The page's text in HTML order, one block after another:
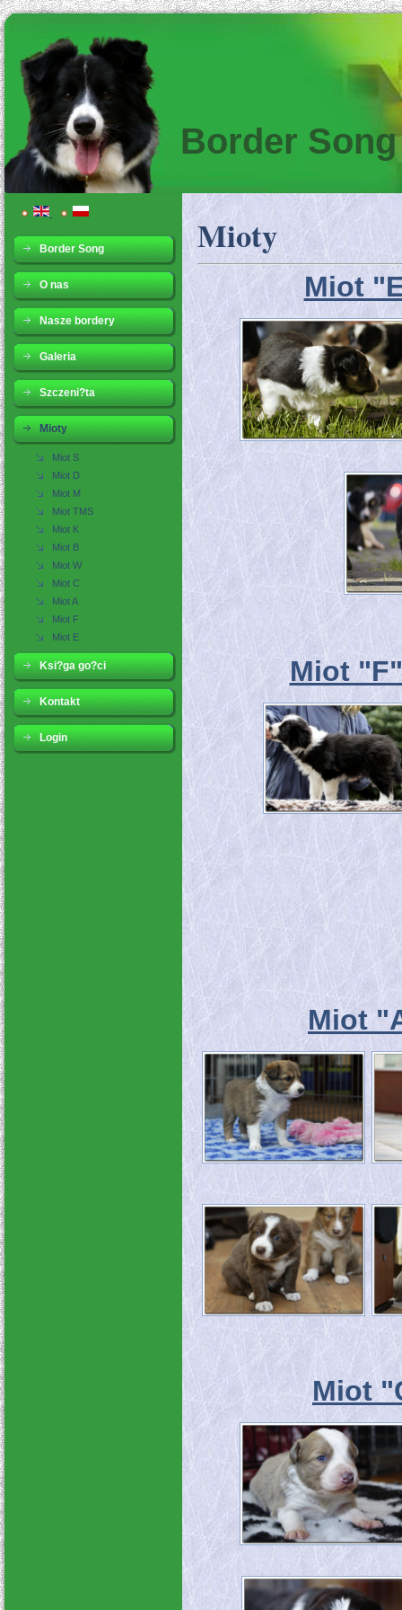
Border Song
Border Song
O nas
Nasze bordery
Galeria
Szczeni?ta
Mioty
Miot S
Miot D
Miot M
Miot TMS
Miot K
Miot B
Miot W
Miot C
Miot A
Miot F
Miot E
Ksi?ga go?ci
Kontakt
Login
Mioty
Miot
Miot
Miot
Miot